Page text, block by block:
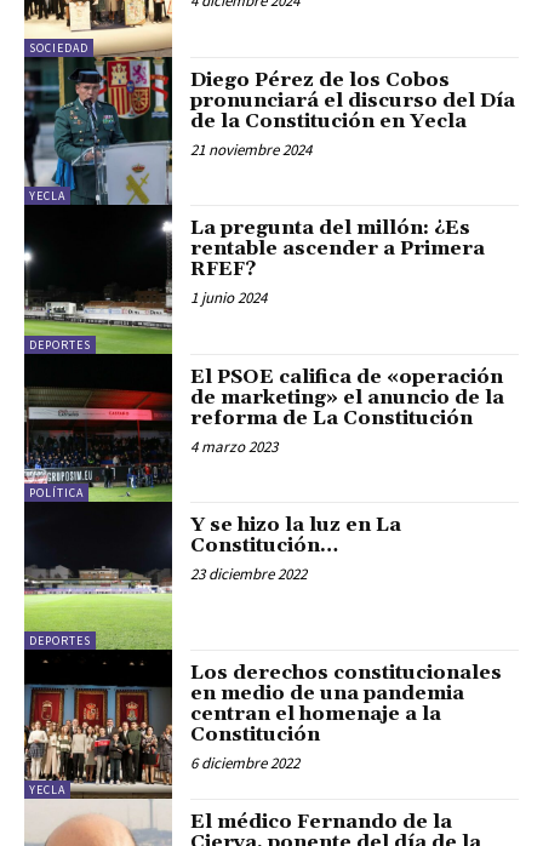
SOCIEDAD
YECLA
Diego Pérez de los Cobos
pronunciará el discurso del Día
de la Constitución en Yecla
21 noviembre 2024
DEPORTES
La pregunta del millón: ¿Es
rentable ascender a Primera
RFEF?
1 junio 2024
POLÍTICA
El PSOE califica de «operación
de marketing» el anuncio de la
reforma de La Constitución
4 marzo 2023
DEPORTES
Y se hizo la luz en La
Constitución…
23 diciembre 2022
YECLA
Los derechos constitucionales
en medio de una pandemia
centran el homenaje a la
Constitución
6 diciembre 2022
El médico Fernando de la